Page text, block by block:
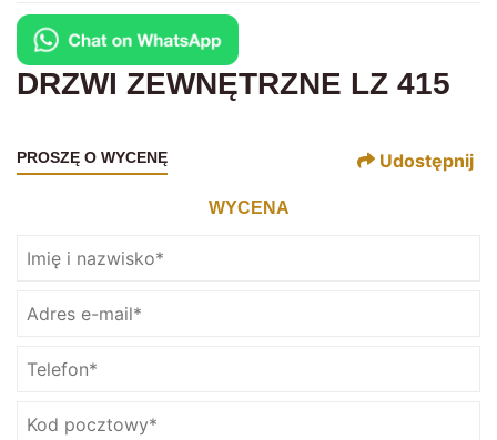
DRZWI ZEWNĘTRZNE LZ 415
PROSZĘ O WYCENĘ Udostępnij
WYCENA